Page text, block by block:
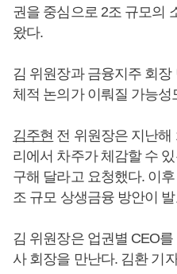
권을 중심으로 2조 규모의
왔다.
김 위원장과 금융지주 회
체적 논의가 이뤄질 가능성
김주현 전 위원장은 지난해
리에서 차주가 체감할 수
구해 달라고 요청했다. 이
조 규모 상생금융 방안이
김 위원장은 업권별 CEO
사 회장을 만난다. 김환 기